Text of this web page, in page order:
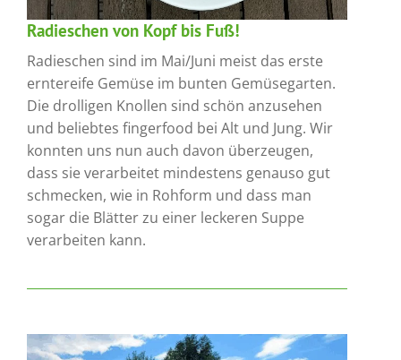
Radieschen von Kopf bis Fuß!
Radieschen sind im Mai/Juni meist das erste
erntereife Gemüse im bunten Gemüsegarten.
Die drolligen Knollen sind schön anzusehen
und beliebtes fingerfood bei Alt und Jung. Wir
konnten uns nun auch davon überzeugen,
dass sie verarbeitet mindestens genauso gut
schmecken, wie in Rohform und dass man
sogar die Blätter zu einer leckeren Suppe
verarbeiten kann.